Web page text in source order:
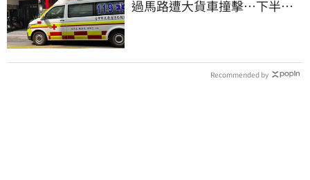
過馬路遭大貨車撞擊…下半身
Recommended by